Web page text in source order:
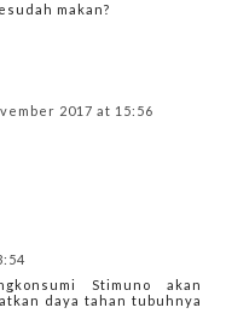
makan?
2017 at 15:56
Stimuno akan
daya tahan tubuhnya